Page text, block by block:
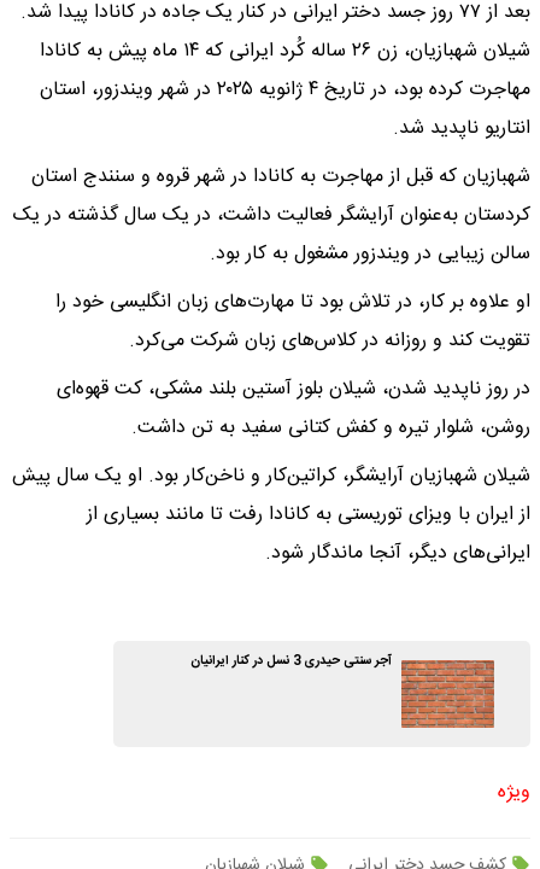
بعد از ۷۷ روز جسد دختر ایرانی در کنار یک جاده در کانادا پیدا شد.
شیلان شهبازیان، زن ۲۶ ساله کُرد ایرانی که ۱۴ ماه پیش به کانادا
مهاجرت کرده بود، در تاریخ ۴ ژانویه ۲۰۲۵ در شهر ویندزور، استان
انتاریو ناپدید شد.
شهبازیان که قبل از مهاجرت به کانادا در شهر قروه و سنندج استان
کردستان به‌عنوان آرایشگر فعالیت داشت، در یک سال گذشته در یک
سالن زیبایی در ویندزور مشغول به کار بود.
او علاوه بر کار، در تلاش بود تا مهارت‌های زبان انگلیسی خود را
تقویت کند و روزانه در کلاس‌های زبان شرکت می‌کرد.
در روز ناپدید شدن، شیلان بلوز آستین بلند مشکی، کت قهوه‌ای
روشن، شلوار تیره و کفش کتانی سفید به تن داشت.
شیلان شهبازیان آرایشگر، کراتین‌کار و ناخن‌کار بود. او یک سال پیش
از ایران با ویزای توریستی به کانادا رفت تا مانند بسیاری از
ایرانی‌های دیگر، آنجا ماندگار شود.
آجر سنتی حیدری 3 نسل در کنار ایرانیان
ویژه